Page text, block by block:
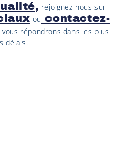
rejoignez nous sur
ou contactez-
répondrons dans les plus
délais.